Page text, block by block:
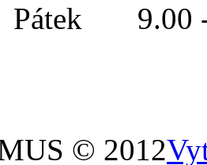
Pátek 9.00
© 2012